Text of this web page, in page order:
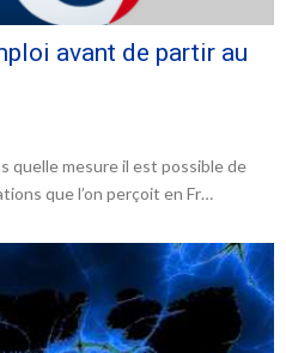
avant de partir au
quelle mesure il est possible de
que l’on perçoit en Fr…